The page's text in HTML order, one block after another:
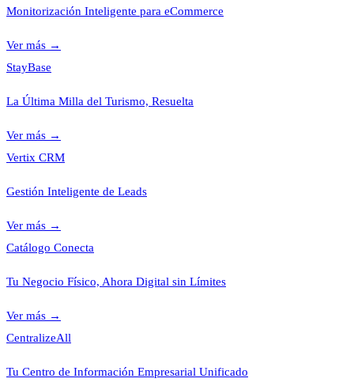
Monitorización Inteligente para eCommerce
Ver más →
StayBase
La Última Milla del Turismo, Resuelta
Ver más →
Vertix CRM
Gestión Inteligente de Leads
Ver más →
Catálogo Conecta
Tu Negocio Físico, Ahora Digital sin Límites
Ver más →
CentralizeAll
Tu Centro de Información Empresarial Unificado